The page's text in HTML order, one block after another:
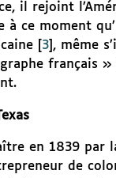
il rejoint
à ce moment
3 , même
français »
en 1839 par
de